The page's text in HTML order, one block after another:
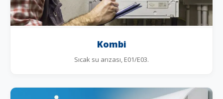
Kombi
Sıcak su arızası, E01/E03.